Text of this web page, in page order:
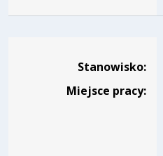
Stanowisko:
Miejsce pracy: